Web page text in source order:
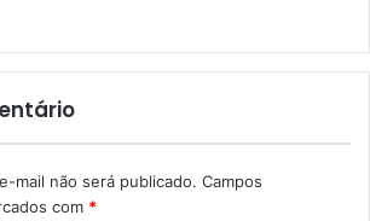
mail não será publicado. Campos
com *